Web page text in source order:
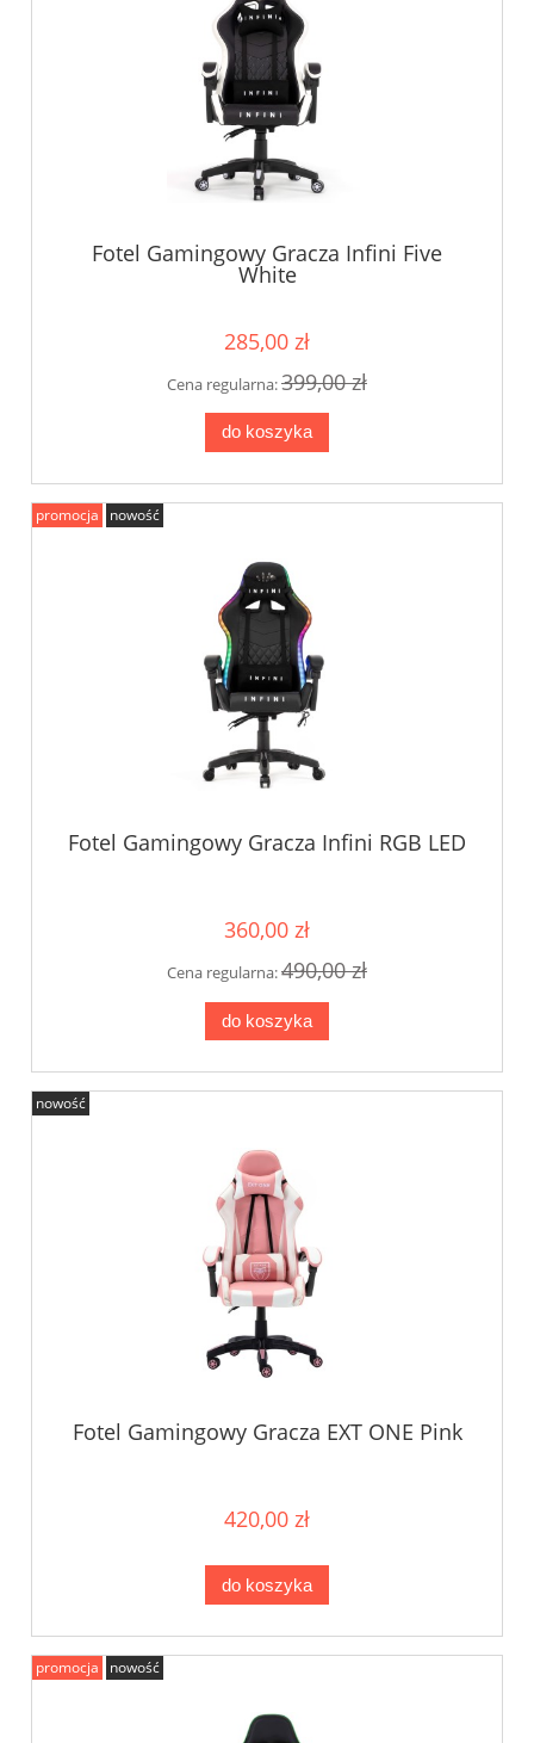
Fotel Gamingowy Gracza Infini Five
White
285,00 zł
Cena regularna:399,00 zł
do koszyka
Fotel Gamingowy Gracza Infini RGB LED
360,00 zł
Cena regularna:490,00 zł
do koszyka
promocja nowość
Fotel Gamingowy Gracza EXT ONE Pink
420,00 zł
do koszyka
nowość
promocja nowość